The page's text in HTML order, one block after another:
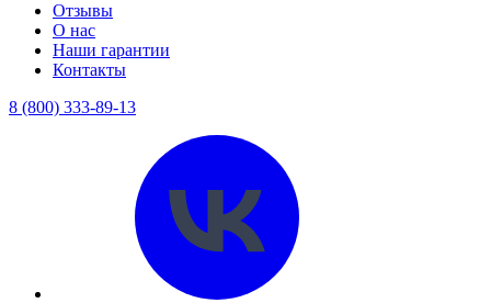
Отзывы
О нас
Наши гарантии
Контакты
8 (800) 333-89-13